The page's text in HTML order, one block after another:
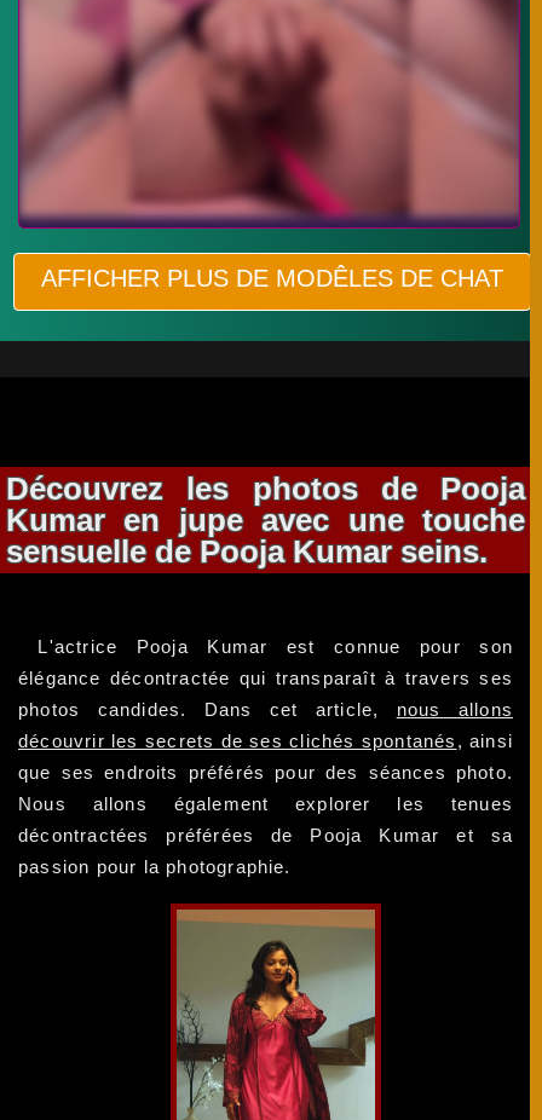
AFFICHER PLUS DE MODÊLES DE CHAT
Découvrez les photos de Pooja
Kumar en jupe avec une touche
sensuelle de Pooja Kumar seins.
L'actrice Pooja Kumar est connue pour son
élégance décontractée qui transparaît à travers ses
photos candides. Dans cet article, nous allons
découvrir les secrets de ses clichés spontanés , ainsi
que ses endroits préférés pour des séances photo.
Nous allons également explorer les tenues
décontractées préférées de Pooja Kumar et sa
passion pour la photographie.